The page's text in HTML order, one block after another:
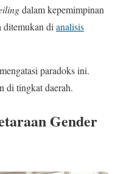
dalam kepemimpinan
ditemukan dianalisis
paradoks ini.
di tingkat daerah.
Gender